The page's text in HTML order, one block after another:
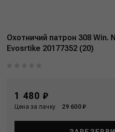
Охотничий патрон 308 Win.
Evosrtike 20177352 (20)
1 480 ₽
Цена за пачку 29 600 ₽